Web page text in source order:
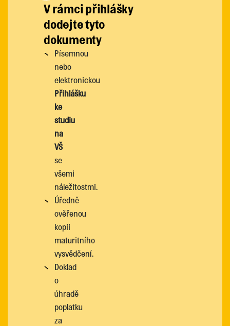
V rámci přihlášky
dodejte tyto
dokumenty
Písemnou
nebo
elektronickou
Přihlášku
ke
studiu
na
VŠ
se
všemi
náležitostmi.
Úředně
ověřenou
kopii
maturitního
vysvědčení.
Doklad
o
úhradě
poplatku
za